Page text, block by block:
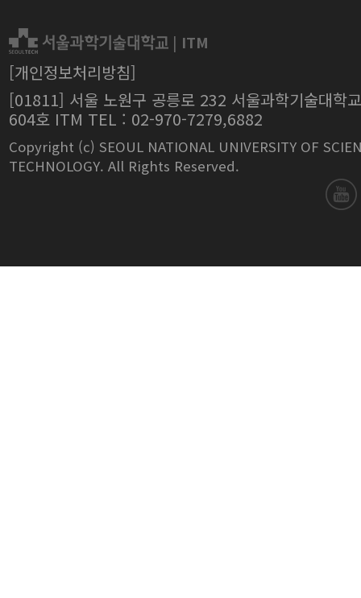
| ITM
[개인정보처리방침]
[01811] 서울 노원구 공릉로 232 서울과학기술대학
604호 ITM TEL : 02-970-7279,6882
Copyright (c) SEOUL NATIONAL UNIVERSITY OF
TECHNOLOGY. All Rights Reserved.